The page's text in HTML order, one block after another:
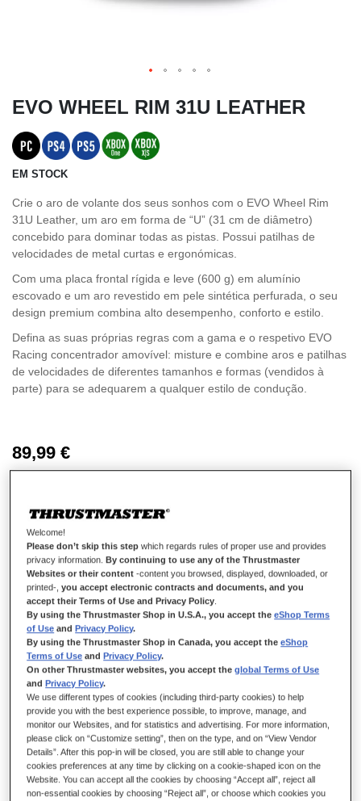
EVO WHEEL RIM 31U LEATHER
EM STOCK
Crie o aro de volante dos seus sonhos com o EVO Wheel Rim
31U Leather, um aro em forma de “U” (31 cm de diâmetro)
concebido para dominar todas as pistas. Possui patilhas de
velocidades de metal curtas e ergonómicas.
Com uma placa frontal rígida e leve (600 g) em alumínio
escovado e um aro revestido em pele sintética perfurada, o seu
design premium combina alto desempenho, conforto e estilo.
Defina as suas próprias regras com a gama e o respetivo EVO
Racing concentrador amovível: misture e combine aros e patilhas
de velocidades de diferentes tamanhos e formas (vendidos à
parte) para se adequarem a qualquer estilo de condução.
89,99 €
ADICIONAR AO CARRINHO
Lista de desejos
Seja o primeiro a avaliar este produto
Comprar juntos
10,00 € EVO WHEEL RIM 31U LEATHER
89,99 €
- 30,00 €
Welcome!
Please don’t skip this step which regards rules of proper use and provides
privacy information. By continuing to use any of the Thrustmaster
Websites or their content -content you browsed, displayed, downloaded, or
printed-,you accept electronic contracts and documents, and you
accept their Terms of Use and Privacy Policy.
By using the Thrustmaster Shop in U.S.A., you accept theeShop Terms
of Use and Privacy Policy.
By using the Thrustmaster Shop in Canada, you accept theeShop
Terms of Use and Privacy Policy.
On other Thrustmaster websites, you accept theglobal Terms of Use
and Privacy Policy.
We use different types of cookies (including third-party cookies) to help
provide you with the best experience possible, to improve, manage, and
monitor our Websites, and for statistics and advertising. For more information,
please click on “Customize setting”, then on the type, and on “View Vendor
Details”. After this pop-in will be closed, you are still able to change your
cookies preferences at any time by clicking on a cookie-shaped icon on the
Website. You can accept all the cookies by choosing “Accept all”, reject all
non-essential cookies by choosing “Reject all”, or choose which cookies you